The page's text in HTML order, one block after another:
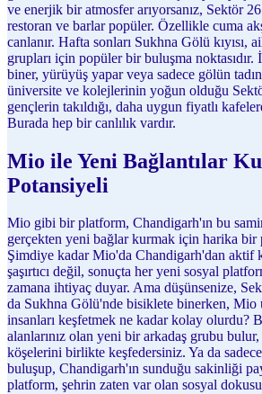
ve enerjik bir atmosfer arıyorsanız, Sektör
restoran ve barlar popüler. Özellikle cuma
canlanır. Hafta sonları Sukhna Gölü kıyısı,
grupları için popüler bir buluşma
biner, yürüyüş yapar veya sadece gölün
üniversite ve kolejlerinin yoğun olduğu
gençlerin takıldığı, daha uygun fiyatlı
Burada hep bir canlılık vardır.
Mio ile Yeni Bağlantılar
Potansiyeli
Mio gibi bir platform, Chandigarh'ın bu
gerçekten yeni bağlar kurmak için harika bir
Şimdiye kadar Mio'da Chandigarh'dan aktif
şaşırtıcı değil, sonuçta her yeni sosyal
zamana ihtiyaç duyar. Ama düşünsenize,
da Sukhna Gölü'nde bisiklete binerken, Mio
insanları keşfetmek ne kadar kolay olurdu?
alanlarınız olan yeni bir arkadaş grubu
köşelerini birlikte keşfedersiniz. Ya da
buluşup, Chandigarh'ın sunduğu sakinliği
platform, şehrin zaten var olan sosyal